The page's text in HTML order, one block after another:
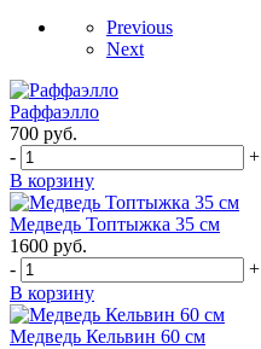
Previous
Next
Раффаэлло
700 руб.
-
+
В корзину
Медведь Топтыжка 35 см
1600 руб.
-
+
В корзину
Медведь Кельвин 60 см